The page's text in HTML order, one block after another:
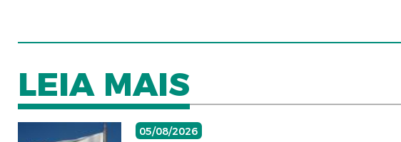
LEIA MAIS
05/08/2026